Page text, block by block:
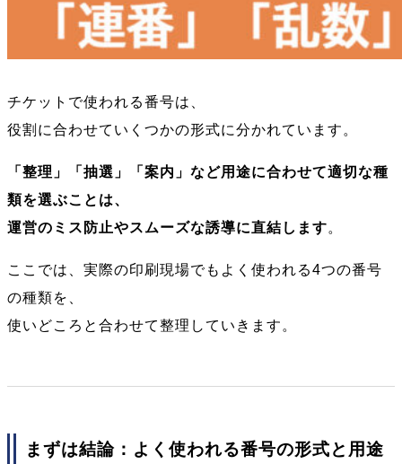
チケットで使われる番号は、
役割に合わせていくつかの形式に分かれています。
「整理」「抽選」「案内」など用途に合わせて適切な種
類を選ぶことは、
運営のミス防止やスムーズな誘導に直結します。
ここでは、実際の印刷現場でもよく使われる4つの番号
の種類を、
使いどころと合わせて整理していきます。
まずは結論：よく使われる番号の形式と用途